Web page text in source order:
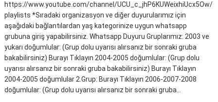
https://www.youtube.com/channel/UCU_c_jhP6KUWeixhiUcx5Ow/
playlists *Sıradaki organizasyon ve diğer duyurularımız için
aşağıdaki bağlantılardan yaş kategorinize uygun whatsapp
grubuna giriş yapabilirsiniz. Whatsapp Duyuru Gruplarımız: 2003 ve
yukarı doğumlular: (Grup dolu uyarısı alırsanız bir sonraki gruba
bakabilirsiniz) Burayı Tıklayın 2004-2005 doğumlular: (Grup dolu
uyarısı alırsanız bir sonraki gruba bakabilirsiniz) Burayı Tıklayın
2004-2005 doğumlular 2.Grup: Burayı Tıklayın 2006-2007-2008
doğumlular: (Grup dolu uyarısı alırsanız bir sonraki gruba…